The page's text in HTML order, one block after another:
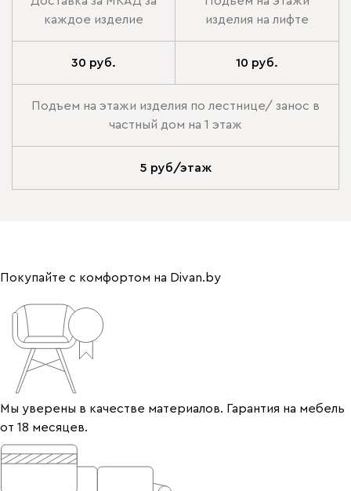
каждое изделие
изделия на лифте
30 руб. 10 руб.
Подъем на этажи изделия по лестнице/ занос в
частный дом на 1 этаж
5 руб/этаж
Покупайте с комфортом на Divan.by
Мы уверены в качестве материалов. Гарантия на мебель
от 18 месяцев.